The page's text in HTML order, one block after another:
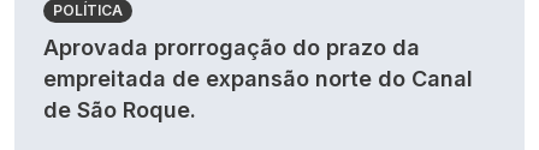
POLÍTICA
Aprovada prorrogação do prazo da
empreitada de expansão norte do Canal
de São Roque.